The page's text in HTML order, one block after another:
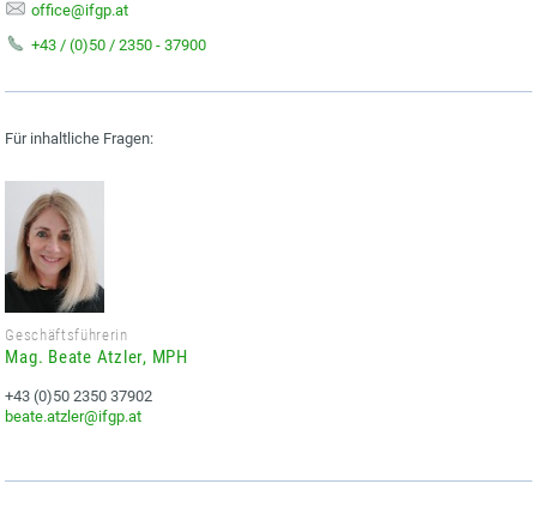
office@ifgp.at
+43 / (0)50 / 2350 - 37900
Für inhaltliche Fragen:
Geschäftsführerin
Mag. Beate Atzler, MPH
+43 (0)50 2350 37902
beate.atzler@ifgp.at